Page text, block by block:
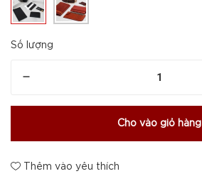
Số lượng
Cho vào giỏ hàng
Thêm vào yêu thích